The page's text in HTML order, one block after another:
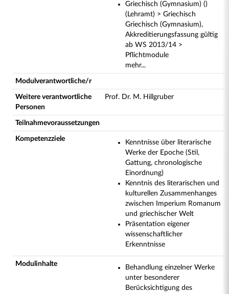
Griechisch (Gymnasium) ()
(Lehramt) > Griechisch
Griechisch (Gymnasium),
Akkreditierungsfassung gültig
ab WS 2013/14 >
Pflichtmodule
mehr...
Modulverantwortliche/r
Weitere verantwortliche
Personen
Prof. Dr. M. Hillgruber
Teilnahmevoraussetzungen
Kompetenzziele
Kenntnisse über literarische
Werke der Epoche (Stil,
Gattung, chronologische
Einordnung)
Kenntnis des literarischen und
kulturellen Zusammenhanges
zwischen Imperium Romanum
und griechischer Welt
Präsentation eigener
wissenschaftlicher
Erkenntnisse
Modulinhalte
Behandlung einzelner Werke
unter besonderer
Berücksichtigung des